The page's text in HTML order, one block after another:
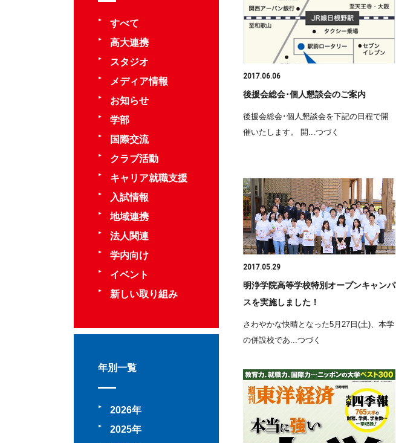
2017.06.06
後援会総会･個人懇談会のご案内
後援会総会･個人懇談会を下記の日程で開
催いたします。 開...つづく
2017.05.29
明浄学院高等学校特別オープンキャンパ
スを実施しました！
さわやかな快晴となった5月27日(土)、本学
の併設校であ...つづく
すべて
高大連携
スタジオ
メディア情報
お知らせ
学部
国際交流
クラブ活動
キャリア就職支援
入試情報
地域連携
法人関連
学内向け
イベント
新しい取り組み
年別一覧
2026
2025